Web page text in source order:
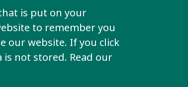
is put on your
to remember you
our website. If you click
is not stored. Read our
seminarios web,
y cursos de formación